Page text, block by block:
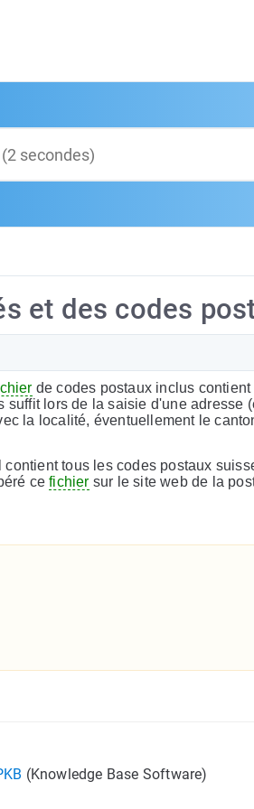
et des codes
de codes postaux inclus
suffit lors de la saisie d'une adresse
la localité, éventuellement le
contient tous les codes postaux
cefichier sur le site web de la
(Knowledge Base Software)